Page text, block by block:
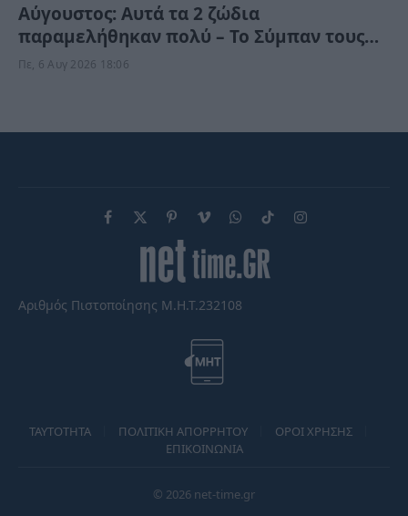
Αύγουστος: Αυτά τα 2 ζώδια
παραμελήθηκαν πολύ – Το Σύμπαν τους
δίνει τύχη το Σαββατοκύριακο
Πε, 6 Αυγ 2026 18:06
Facebook
X
(Twitter)
PinterestVimeoWhatsApp
TikTokInstagram
Αριθμός Πιστοποίησης Μ.Η.Τ.232108
TAYTOTHTA ΠΟΛΙΤΙΚΗ ΑΠΟΡΡΗΤΟΥ
ΟΡΟΙ ΧΡΗΣΗΣ
ΕΠΙΚΟΙΝΩΝΙΑ
© 2026 net-time.gr